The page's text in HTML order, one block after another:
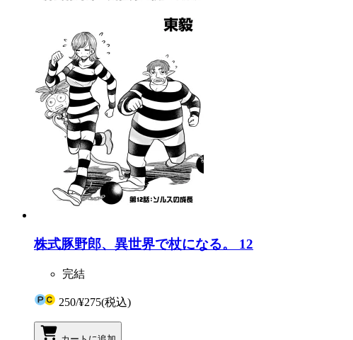
株式豚野郎、異世界で杖になる。 12
完結
250/¥275(税込)